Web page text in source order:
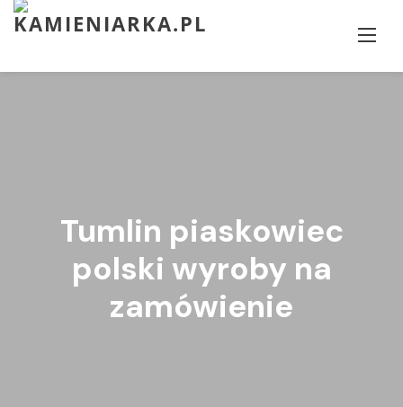
Skip
Tumlin piaskowiec
polski wyroby na
zamówienie